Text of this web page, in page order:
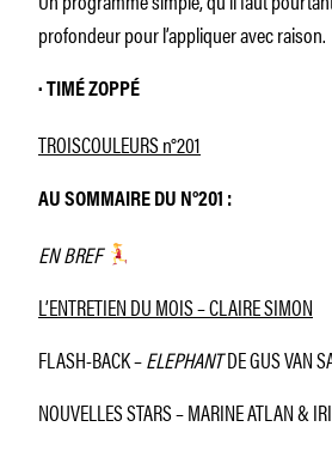
profondeur pour l’appliquer avec raison.
· TIMÉ ZOPPÉ
TROISCOULEURS n°201
AU SOMMAIRE DU N°201 :
EN BREF
L’ENTRETIEN DU MOIS – CLAIRE SIMON
FLASH-BACK –ELEPHANTDE GUS VAN
NOUVELLES STARS – MARINE ATLAN &